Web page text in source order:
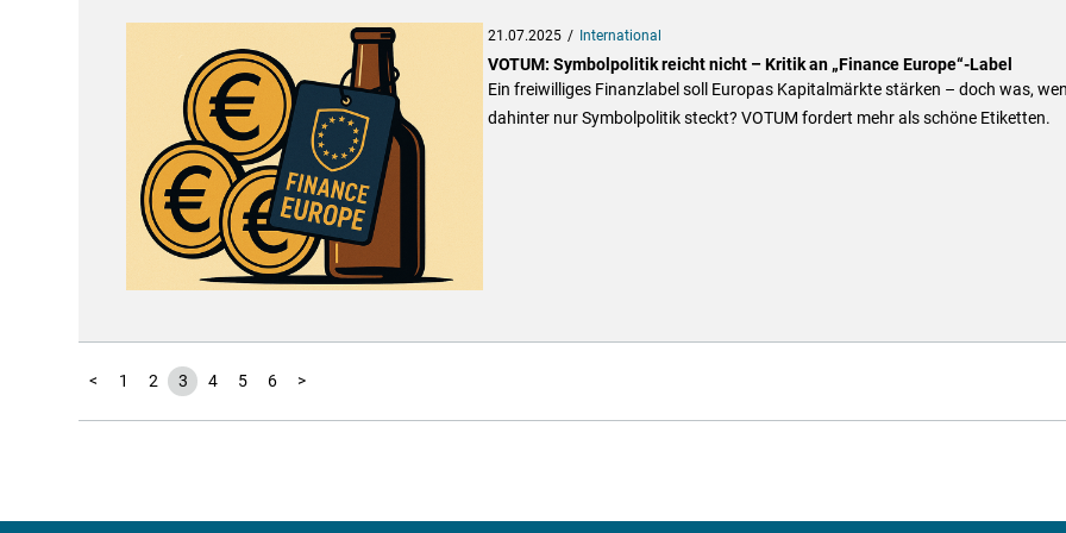
21.07.2025 International
VOTUM: Symbolpolitik reicht nicht – Kritik an „Finance Europe“-Label
Ein freiwilliges Finanzlabel soll Europas Kapitalmärkte stärken – doch was,
dahinter nur Symbolpolitik steckt? VOTUM fordert mehr als schöne Etiketten.
< 1 2 3 4 5 6 >